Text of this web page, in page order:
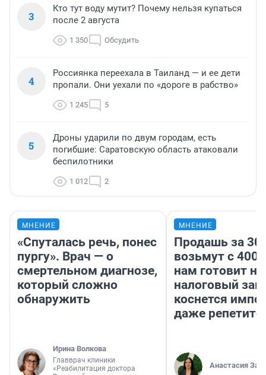
3
Кто тут воду мутит? Почему нельзя купаться
после 2 августа
1 350 Обсудить
4
Россиянка переехала в Таиланд — и ее дети
пропали. Они уехали по «дороге в рабство»
1 245 5
5
Дроны ударили по двум городам, есть
погибшие: Саратовскую область атаковали
беспилотники
1 012 2
МНЕНИЕ
«Спуталась речь, понес
пургу». Врач — о
смертельном диагнозе,
который сложно
обнаружить
Ирина Волкова
Главврач клиники
«Реабилитация доктора
МНЕНИЕ
Продашь за
возьмут с
нам готовит
налоговый
коснется
даже
Анастасия